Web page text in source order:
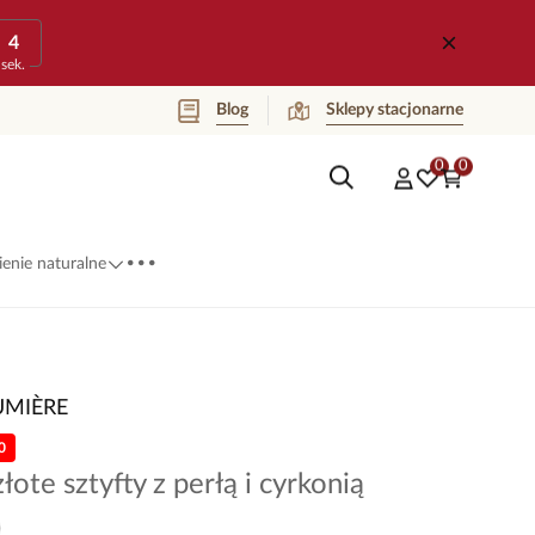
4
sek.
Blog Sklepy stacjonarne
0 0
naturalne ...
sztyfty z perłą i cyrkonią